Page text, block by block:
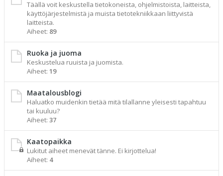
Täällä voit keskustella tietokoneista, ohjelmistoista, laitteista,
käyttöjärjestelmistä ja muista tietotekniikkaan liittyvistä
laitteista.
Aiheet: 89
Ruoka ja juoma
Keskustelua ruuista ja juomista.
Aiheet: 19
Maatalousblogi
Haluatko muidenkin tietää mitä tilallanne yleisesti tapahtuu
tai kuuluu?
Aiheet: 37
Kaatopaikka
Lukitut aiheet menevät tänne. Ei kirjottelua!
Aiheet: 4